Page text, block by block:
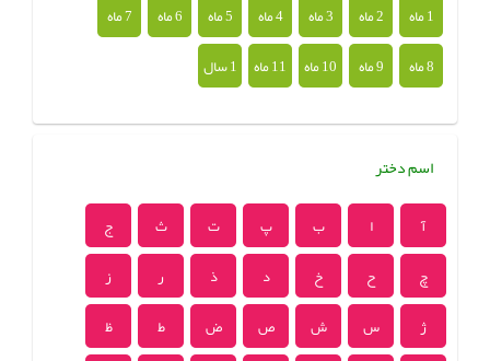
1 ماه 2 ماه 3 ماه 4 ماه 5 ماه 6 ماه
7 ماه
8 ماه
9 ماه 10 ماه 11 ماه 1 سال
اسم دختر
آ ا ب پ ت ث
ج
چ
ح خ د ذ ر
ز
ژ
س ش ص ض ط
ظ